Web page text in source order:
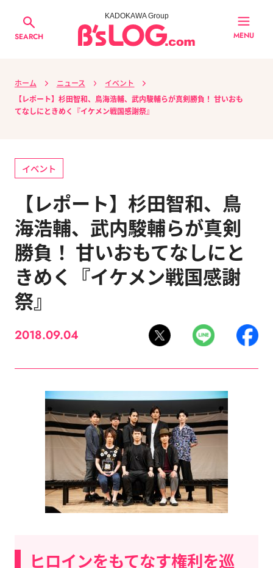
SEARCH
KADOKAWA Group
MENU
ホーム ニュース
イベント
【レポート】杉田智和、鳥海浩輔、武内駿輔らが真剣勝負！ 甘いおも
てなしにときめく『イケメン戦国感謝祭』
イベント
【レポート】杉田智和、鳥
海浩輔、武内駿輔らが真剣
勝負！ 甘いおもてなしにと
きめく『イケメン戦国感謝
祭』
2018.09.04
ヒロインをもてなす権利を巡